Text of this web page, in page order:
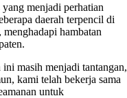
menjadi perhatian
daerah terpencil di
hambatan
masih menjadi tantangan,
kami telah bekerja sama
untuk